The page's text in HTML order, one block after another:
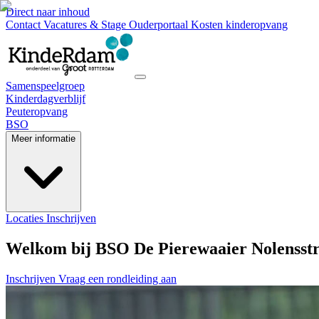
Direct naar inhoud
Contact Vacatures & Stage Ouderportaal Kosten kinderopvang
Samenspeelgroep
Kinderdagverblijf
Peuteropvang
BSO
Meer informatie
Locaties Inschrijven
Welkom bij BSO De Pierewaaier
Inschrijven Vraag een rondleiding aan